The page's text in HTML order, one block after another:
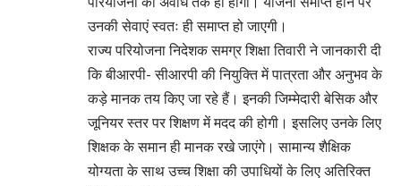
उनकी सेवाएं स्वतः ही समाप्त हो जाएगी।
राज्य परियोजना निदेशक समग्र शिक्षा तिवारी ने जानकारी दी
कि बीआरपी- सीआरपी की नियुक्ति में पात्रता और अनुभव के
कड़े मानक तय किए जा रहे हैं। इनकी जिम्मेदारी बेसिक और
जूनियर स्तर पर शिक्षण में मदद की होगी। इसलिए उनके लिए
शिक्षक के समान ही मानक रखे जाएंगे। सामान्य शैक्षिक
योग्यता के साथ उच्च शिक्षा की उपाधियों के लिए अतिरिक्त